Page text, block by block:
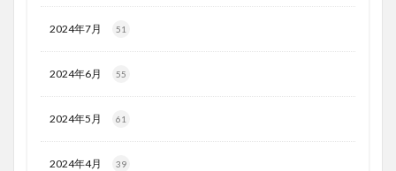
2024年7月 51
2024年6月 55
2024年5月 61
2024年4月 39